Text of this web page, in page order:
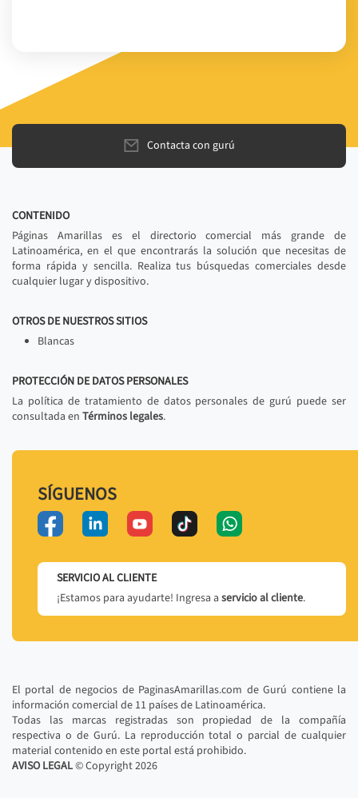
Contacta con gurú
CONTENIDO
Páginas Amarillas es el directorio comercial más grande de
Latinoamérica, en el que encontrarás la solución que necesitas de
forma rápida y sencilla. Realiza tus búsquedas comerciales desde
cualquier lugar y dispositivo.
OTROS DE NUESTROS SITIOS
Blancas
PROTECCIÓN DE DATOS PERSONALES
La política de tratamiento de datos personales de gurú puede ser
consultada en Términos legales.
SÍGUENOS
SERVICIO AL CLIENTE
¡Estamos para ayudarte! Ingresa a servicio al cliente.
El portal de negocios de PaginasAmarillas.com de Gurú contiene la
información comercial de 11 países de Latinoamérica.
Todas las marcas registradas son propiedad de la compañía
respectiva o de Gurú. La reproducción total o parcial de cualquier
material contenido en este portal está prohibido.
AVISO LEGAL© Copyright2026